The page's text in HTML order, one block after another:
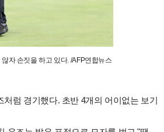
자 손짓을 하고 있다. /AFP연합뉴스
럼 경기했다. 초반 4개의 어이없는 보기